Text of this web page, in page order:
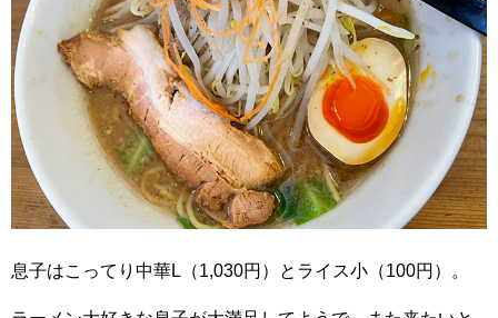
息子はこってり中華L（1,030円）とライス小（100円）。